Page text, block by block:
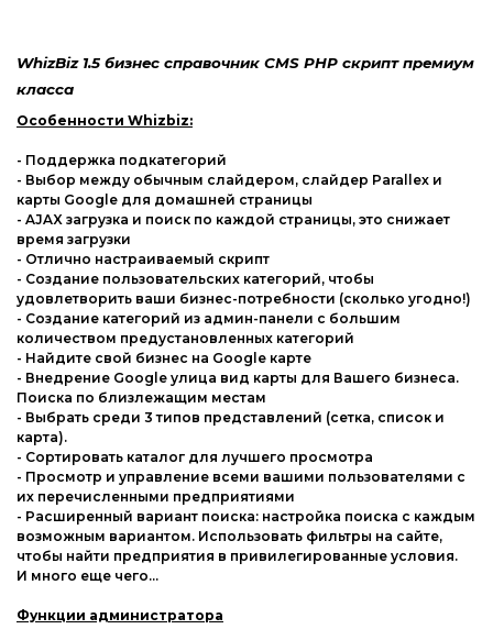
WhizBiz 1.5 бизнес справочник CMS PHP скрипт премиум
класса
Особенности Whizbiz:
- Поддержка подкатегорий
- Выбор между обычным слайдером, слайдер Parallex и
карты Google для домашней страницы
- AJAX загрузка и поиск по каждой страницы, это снижает
время загрузки
- Отлично настраиваемый скрипт
- Создание пользовательских категорий, чтобы
удовлетворить ваши бизнес-потребности (сколько угодно!)
- Создание категорий из админ-панели с большим
количеством предустановленных категорий
- Найдите свой бизнес на Google карте
- Внедрение Google улица вид карты для Вашего бизнеса.
Поиска по близлежащим местам
- Выбрать среди 3 типов представлений (сетка, список и
карта).
- Сортировать каталог для лучшего просмотра
- Просмотр и управление всеми вашими пользователями с
их перечисленными предприятиями
- Расширенный вариант поиска: настройка поиска с каждым
возможным вариантом. Использовать фильтры на сайте,
чтобы найти предприятия в привилегированные условия.
И много еще чего...
Функции администратора